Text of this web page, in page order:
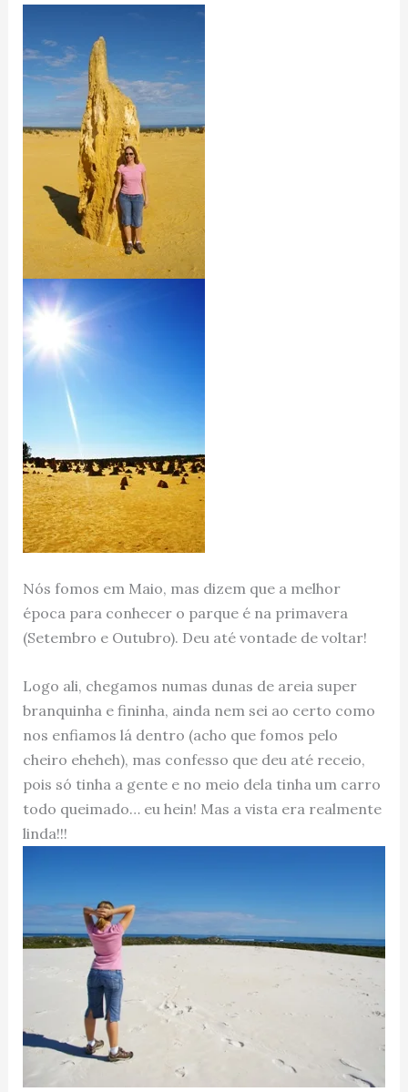
Nós fomos em Maio, mas dizem que a melhor
época para conhecer o parque é na primavera
(Setembro e Outubro). Deu até vontade de voltar!
Logo ali, chegamos numas dunas de areia super
branquinha e fininha, ainda nem sei ao certo como
nos enfiamos lá dentro (acho que fomos pelo
cheiro eheheh), mas confesso que deu até receio,
pois só tinha a gente e no meio dela tinha um carro
todo queimado… eu hein! Mas a vista era realmente
linda!!!